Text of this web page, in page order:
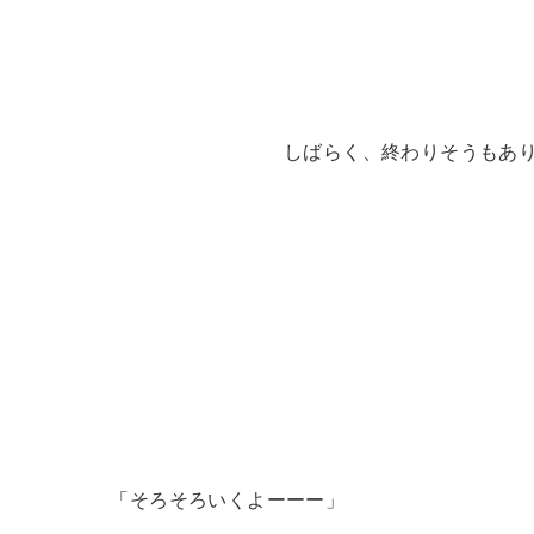
しばらく、終わりそうもあ
「そろそろいくよーーー」